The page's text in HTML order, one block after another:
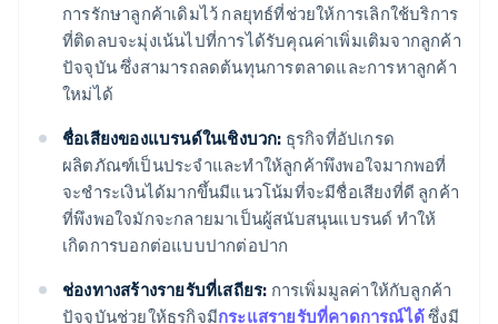
การรักษาลูกค้าเดิมไว้ กลยุทธ์ที่ช่วยให้การเลิกใช้บริการ
ที่ติดลบจะมุ่งเน้นไปที่การได้รับคุณค่าเพิ่มเติมจากลูกค้า
ปัจจุบัน ซึ่งสามารถลดต้นทุนการตลาดและการหาลูกค้า
ใหม่ได้
ชื่อเสียงของแบรนด์ในเชิงบวก: ธุรกิจที่อัปเกรด
ผลิตภัณฑ์เป็นประจําและทําให้ลูกค้าพึงพอใจมากพอที่
จะชําระเงินได้มากขึ้นมีแนวโน้มที่จะมีชื่อเสียงที่ดี ลูกค้า
ที่พึงพอใจมักจะกลายมาเป็นผู้สนับสนุนแบรนด์ ทำให้
เกิดการบอกต่อแบบปากต่อปาก
ช่องทางสร้างรายรับที่เสถียร: การเพิ่มมูลค่าให้กับลูกค้า
ปัจจุบันช่วยให้ธุรกิจมีกระแสรายรับที่คาดการณ์ได้ซึ่งมี